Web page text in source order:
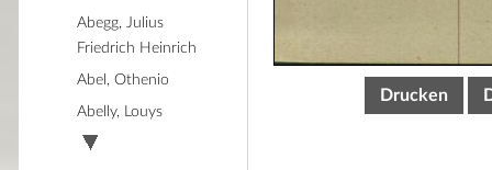
Drucken
Abegg, Julius
Friedrich Heinrich
Abel, Othenio
Abelly, Louys